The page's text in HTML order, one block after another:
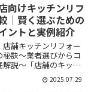
向けキッチンリフ
｜賢く選ぶための
ントと実例紹介
舗キッチンリフォー
訣〜業者選びからコ
説〜「店舗のキッチ
けど、費用や業者選び
区で信頼できるリフォ
2025.07.29